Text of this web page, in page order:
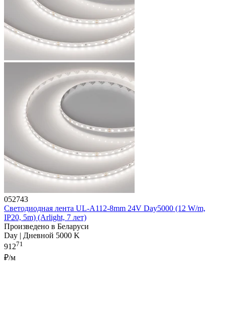
052743
Светодиодная лента UL-A112-8mm 24V Day5000 (12 W/m,
IP20, 5m) (Arlight, 7 лет)
Произведено в Беларуси
Day | Дневной 5000 K
91271
₽/м